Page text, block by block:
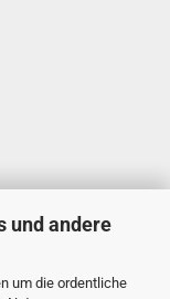
und andere
um die ordentliche